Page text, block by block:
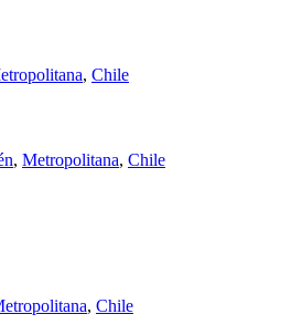
, Chile
, Metropolitana, Chile
, Chile